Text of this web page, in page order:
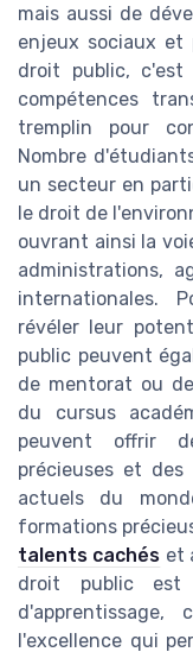
mais aussi de
enjeux sociaux et
droit public, c'est
compétences
tremplin pour
Nombre
un secteur en
le droit de
ouvrant ainsi la
administrations,
internationales.
révéler leur
public peuvent
de mentorat ou
du cursus
peuvent offrir
précieuses et
actuels du
formations
talents cachés et
droit public est
l'excellence qui